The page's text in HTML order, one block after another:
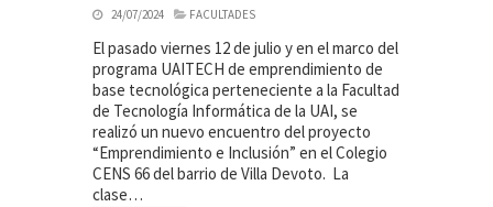
24/07/2024 FACULTADES
El pasado viernes 12 de julio y en el marco del
programa UAITECH de emprendimiento de
base tecnológica perteneciente a la Facultad
de Tecnología Informática de la UAI, se
realizó un nuevo encuentro del proyecto
“Emprendimiento e Inclusión” en el Colegio
CENS 66 del barrio de Villa Devoto. La
clase…